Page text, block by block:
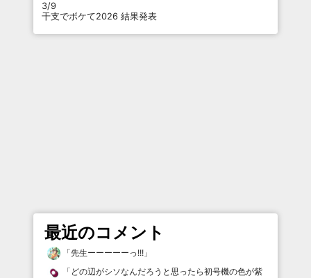
3/9
干支でボケて2026 結果発表
最近のコメント
「先生ーーーーーっ!!! 」
「 どの辺がシソなんだろうと思ったら初号機の色が紫